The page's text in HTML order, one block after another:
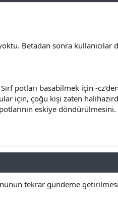
Betadan sonra kullanıcılar
potları basabilmek için -
için, çoğu kişi zaten
eskiye döndürülmesini.
tekrar gündeme